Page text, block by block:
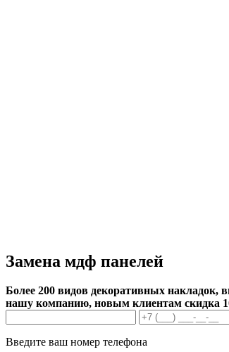
Замена мдф панелей
Более 200 видов декоративных накладок,
нашу компанию, новым клиентам скидка
Введите ваш номер телефона